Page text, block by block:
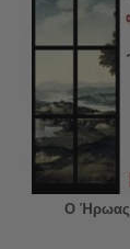
Ο Ήρωας